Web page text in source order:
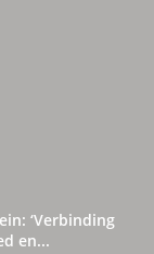
‘Verbinding
en...